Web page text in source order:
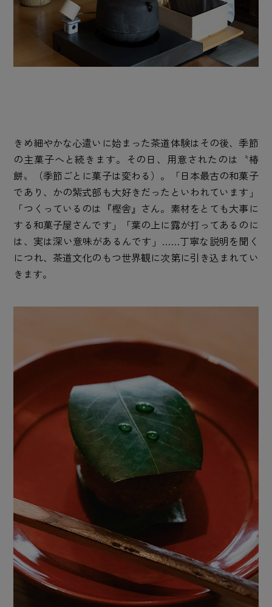
きめ細やかな心遣いに始まった茶道体験はその後、季節
の主菓子へと続きます。その日、用意されたのは〝椿
餅〟（季節ごとに菓子は変わる）。「日本最古の和菓子
であり、かの紫式部も大好きだったといわれています」
「つくっているのは『樫舎』さん。素材をとても大事に
する和菓子屋さんです」「葉の上に露が打ってあるのに
は、実は深い意味があるんです」……丁寧な説明を聞く
につれ、茶道文化のもつ世界観に次第に引き込まれてい
きます。